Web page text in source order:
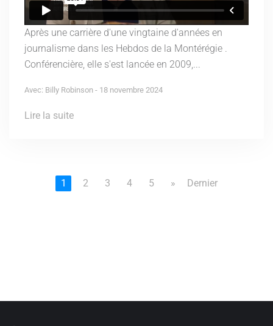
Après une carrière d'une vingtaine d'années en
journalisme dans les Hebdos de la Montérégie .
Conférencière, elle s'est lancée en 2009,...
Avec: Billy Robinson - 18 novembre 2024
Lire la suite
1 2 3 4 5 » Dernier